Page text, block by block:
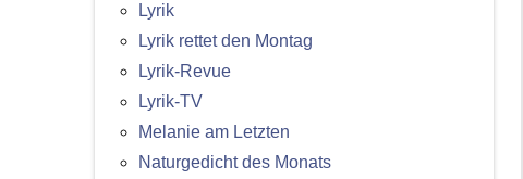
Lyrik
Lyrik rettet den Montag
Lyrik-Revue
Lyrik-TV
Melanie am Letzten
Naturgedicht des Monats